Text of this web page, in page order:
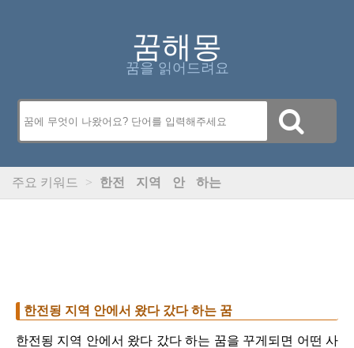
꿈해몽
꿈을 읽어드려요
주요 키워드 > 한전 지역 안 하는
한전됭 지역 안에서 왔다 갔다 하는 꿈
한전됭 지역 안에서 왔다 갔다 하는 꿈을 꾸게되면 어떤 사